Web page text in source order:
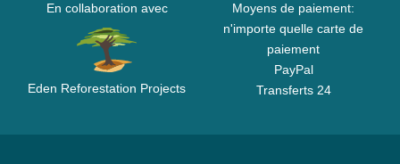
En collaboration avec
Eden Reforestation Projects
Moyens de paiement:
n'importe quelle carte de
paiement
PayPal
Transferts 24